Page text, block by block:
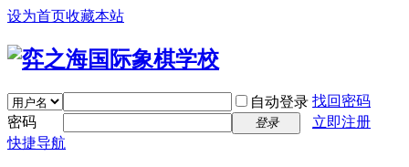
设为首页收藏本站
自动登录 找回密码
密码
登录
立即注册
快捷导航